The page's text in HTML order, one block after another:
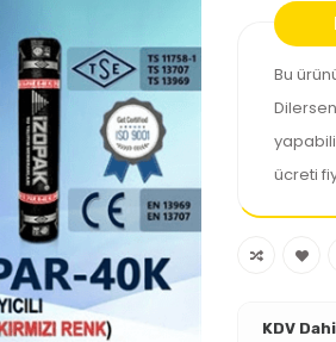
Bu
ücreti
KDV